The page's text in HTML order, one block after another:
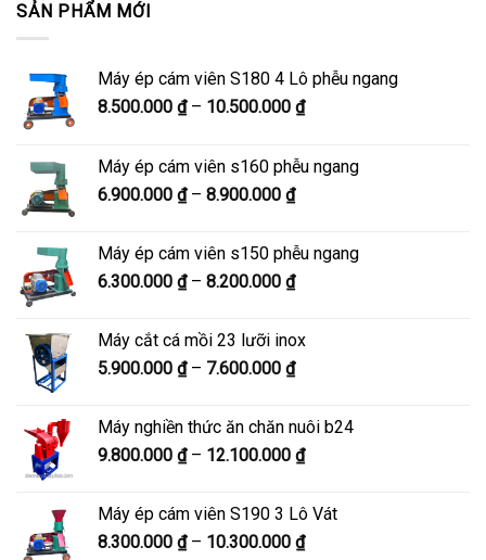
SẢN PHẨM MỚI
Máy ép cám viên S180 4 Lô phễu ngang
8.500.000 ₫ – 10.500.000 ₫Khoảng
8.500.000 ₫
Máy ép cám viên s160 phễu ngang
6.900.000 ₫ – 8.900.000 ₫Khoảng
từ
6.900.000 ₫
đến
Máy ép cám viên s150 phễu ngang
6.300.000 ₫ – 8.200.000 ₫Khoảng
6.300.000 ₫
đến
Máy cắt cá mồi 23 lưỡi inox
5.900.000 ₫ – 7.600.000 ₫Khoảng
5.900.000 ₫
đến
Máy nghiền thức ăn chăn nuôi b24
9.800.000 ₫ – 12.100.000 ₫Khoảng
9.800.000 ₫
đến
Máy ép cám viên S190 3 Lô Vát
8.300.000 ₫ – 10.300.000 ₫Khoảng